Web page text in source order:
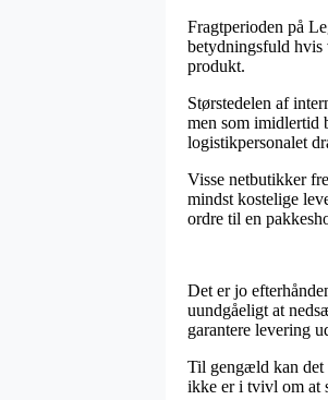
Fragtperioden på
betydningsfuld hvis
produkt.
Størstedelen af
men som imidlertid
logistikpersonalet
Visse netbutikker
mindst kostelige
ordre til en
Det er jo
uundgåeligt at
garantere levering
Til gengæld kan det
ikke er i tvivl om at